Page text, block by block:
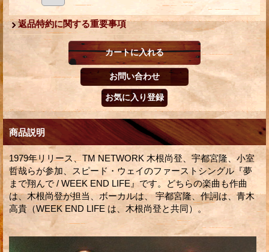
返品特約に関する重要事項
商品説明
1979年リリース、TM NETWORK 木根尚登、宇都宮隆、小室
哲哉らが参加、スピード・ウェイのファーストシングル『夢
まで翔んで / WEEK END LIFE』です。どちらの楽曲も作曲
は、木根尚登が担当、ボーカルは、 宇都宮隆、作詞は、青木
高貴（WEEK END LIFE は、木根尚登と共同）。